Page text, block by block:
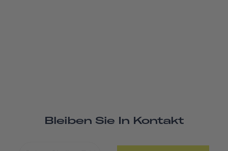
Bleiben Sie In Kontakt